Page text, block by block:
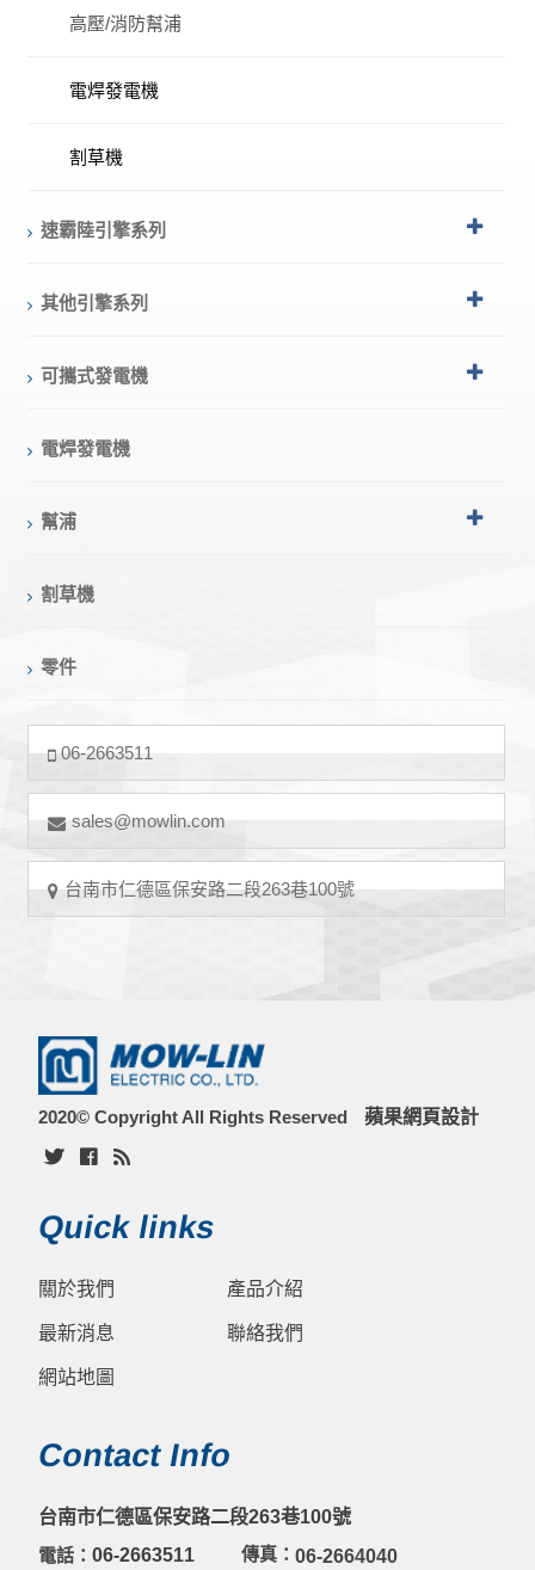
高壓/消防幫浦
電焊發電機
割草機
速霸陸引擎系列
其他引擎系列
可攜式發電機
電焊發電機
幫浦
割草機
零件
06-2663511
sales@mowlin.com
台南市仁德區保安路二段263巷100號
2020© Copyright All Rights Reserved 蘋果網頁設計
Quick links
關於我們 產品介紹
最新消息 聯絡我們
網站地圖
Contact Info
台南市仁德區保安路二段263巷100號
電話：06-2663511 傳真：06-2664040